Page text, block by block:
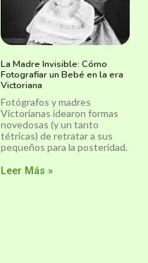
La Madre Invisible: Cómo
Fotografiar un Bebé en la era
Victoriana
Fotógrafos y madres
Victorianas idearon formas
novedosas (y un tanto
tétricas) de retratar a sus
pequeños para la posteridad.
Leer Más »